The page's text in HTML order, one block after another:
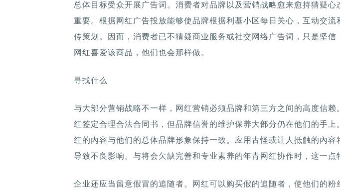
总体目标受众开展广告词。消费者对品牌以及营销战略愈来愈持猜疑心
重要。根据网红广告投放能够使品牌根据利基小区每日关心，互动交流
传策划。因而，消费者已不猜疑商业服务或社交网络广告词，只是坚信
网红喜爱该商品，他们也会那样做。
寻找什么
与大部分营销战略不一样，网红营销必须品牌和第三方之间的高度信赖
红签定合理合法合同书，但品牌信誉的维护保养大部分仍在他们的手上
红的內容与他们的总体品牌形象保持一致。应用古怪或让人抵触的內容
导致不良影响。与将会欠缺完善和专业素养的年青网红协作时，这一点
企业还应当留意假冒的追随者。网红可以购买假的追随者，使他们的粉